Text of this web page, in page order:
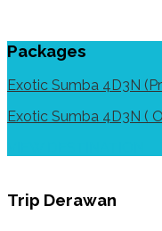
Packages
Exotic Sumba 4D3N
Exotic Sumba 4D3N (
Trip Derawan